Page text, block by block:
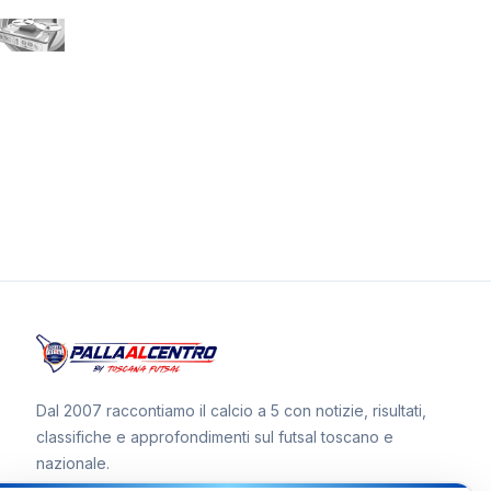
Dal 2007 raccontiamo il calcio a 5 con notizie, risultati,
classifiche e approfondimenti sul futsal toscano e
nazionale.